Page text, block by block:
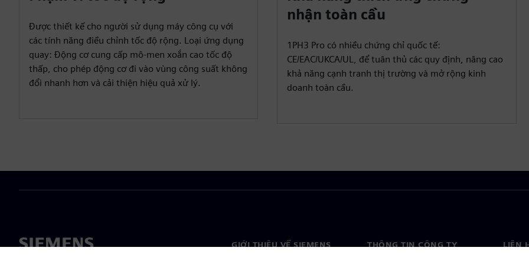
Được thiết kế cho người sử dụng máy công cụ với
các tính năng điều chỉnh tốc độ rộng. Loại ứng dụng
quay: Động cơ cung cấp mô-men xoắn cao tốc độ
thấp, cho phép động cơ đi vào vùng công suất không
đổi nhanh hơn và cải thiện hiệu quả xử lý.
nhận toàn cầu
1PH3 Pro có nhiều chứng chỉ quốc tế:
CE/EAC/UKCA/UL, để tuân thủ các quy định, nâng cao
khả năng cạnh tranh thị trường và mở rộng kinh
doanh toàn cầu.
GIỚI THIỆU VỀ SIEMENS THÔNG TIN CÔNG TY LIÊN